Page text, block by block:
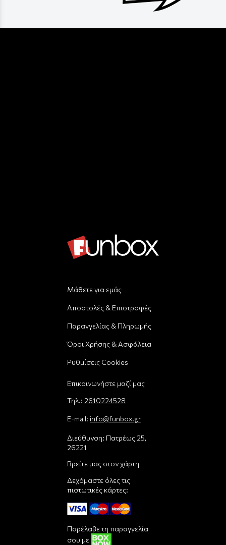
Μάθετε για εμάς
Αποστολές & Επιστροφές
Παραγγελίας & Πληρωμής
Όροι Χρήσης & Ασφάλεια
Ρυθμίσεις Cookies
Επικοινωνήστε μαζί μας
Τηλ.: 2610224528
E-mail: info@funbox.gr
Διεύθυνση: Πατρέως 25,
26221
Βρείτε μας στον χάρτη
Δεχόμαστε όλες τις
πιστωτικές κάρτες:
Παρέλαβε τη παραγγελία
σου με